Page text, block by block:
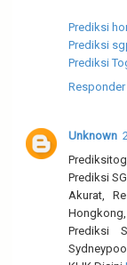
Prediksi
Prediksi
Prediksi
Responder
Unknown
Prediksi
Akurat,
Prediksi